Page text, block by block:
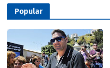
Popular